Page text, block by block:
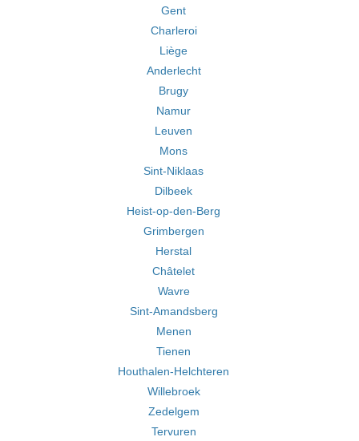
Gent
Charleroi
Liège
Anderlecht
Brugy
Namur
Leuven
Mons
Sint-Niklaas
Dilbeek
Heist-op-den-Berg
Grimbergen
Herstal
Châtelet
Wavre
Sint-Amandsberg
Menen
Tienen
Houthalen-Helchteren
Willebroek
Zedelgem
Tervuren